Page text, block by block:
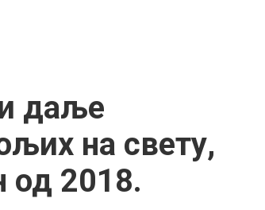
даље
на свету,
од 2018.